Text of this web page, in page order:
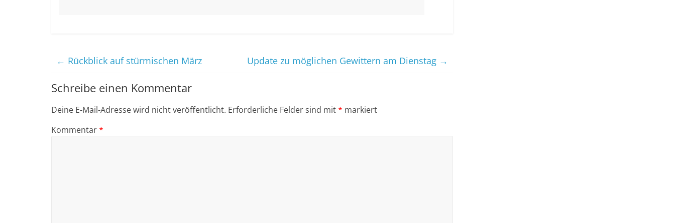
← Rückblick auf stürmischen März Update zu möglichen Gewittern am Dienstag →
Schreibe einen Kommentar
Deine E-Mail-Adresse wird nicht veröffentlicht. Erforderliche Felder sind mit* markiert
Kommentar*